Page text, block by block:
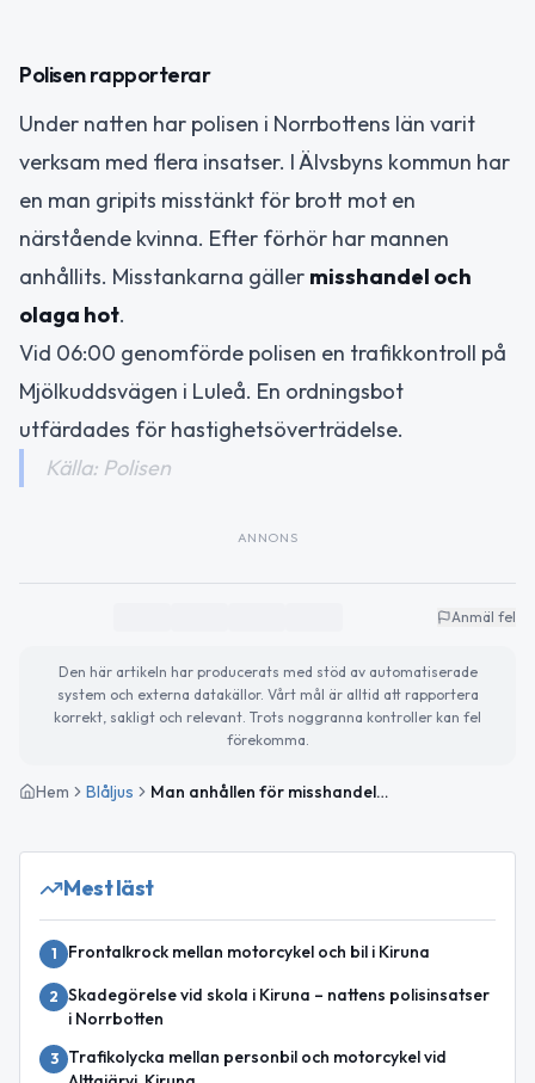
Polisen rapporterar
Under natten har polisen i Norrbottens län varit
verksam med flera insatser. I Älvsbyns kommun har
en man gripits misstänkt för brott mot en
närstående kvinna. Efter förhör har mannen
anhållits. Misstankarna gäller misshandel och
olaga hot.
Vid 06:00 genomförde polisen en trafikkontroll på
Mjölkuddsvägen i Luleå. En ordningsbot
utfärdades för hastighetsöverträdelse.
Källa: Polisen
ANNONS
Anmäl fel
Den här artikeln har producerats med stöd av automatiserade
system och externa datakällor. Vårt mål är alltid att rapportera
korrekt, sakligt och relevant. Trots noggranna kontroller kan fel
förekomma.
Hem Blåljus Man anhållen för misshandel i Älvsbyn – trafikkontroll i Luleå
Mest läst
1 Frontalkrock mellan motorcykel och bil i Kiruna
2 Skadegörelse vid skola i Kiruna – nattens polisinsatser
i Norrbotten
3
Trafikolycka mellan personbil och motorcykel vid